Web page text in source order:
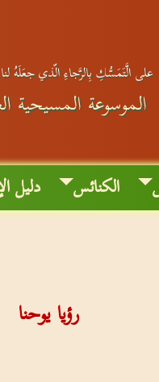
الَّتَمَسُّكِ بِالرَّجاءِ الّذي جعَلَهُ
الموسوعة المسيحية
الكنائس دليل
رؤيا يوحنا